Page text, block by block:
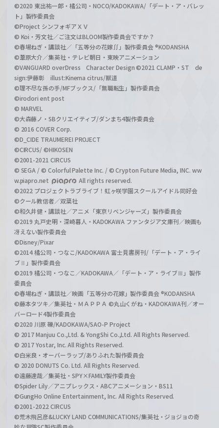
©2020 東出祐一郎・橘公司・NOCO/KADOKAWA/「デート・ア・バレッ
ト」製作委員会
©Project シンフォギアＸＶ
© Koi・芳文社／ご注文はBLOOM製作委員会ですか？
©春場ねぎ・講談社／「五等分の花嫁∬」製作委員会 ®KODANSHA
©葦原大介／集英社・テレビ朝日・東映アニメーション
©VANGUARD overDress Character Design ©2021 CLAMP・ST de
sign:伊藤彰 illust:Kinema citrus/獣道
©理不尽な孫の手/MFブックス/「無職転生」製作委員会
©irodori ent post
© MARVEL
©大森藤ノ・SBクリエイティブ/ダンまち4製作委員会
© 2016 COVER Corp.
©D_CIDE TRAUMEREI PROJECT
©CIRCUS/ ©HIKOSEN
©2001-2021 CIRCUS
© SEGA / © Colorful Palette Inc. / © Crypton Future Media, INC. ww
w.piapro.net
All rights reserved.
©2022 プロジェクトラブライブ！虹ヶ咲学園スクールアイドル同好会
©クール教信者／双葉社
©和久井健・講談社／アニメ「東京リベンジャーズ」製作委員会
©2019 丸戸史明・深崎暮人・KADOKAWA ファンタジア文庫刊／映画も
冴えない製作委員会
©Disney/Pixar
©2014 橘公司・つなこ/KADOKAWA 富士見書房刊/「デート・ア・ライ
ブⅡ」製作委員会
©2019 橘公司・つなこ／KADOKAWA／「デート・ア・ライブⅢ」製作
委員会
©春場ねぎ・講談社／映画「五等分の花嫁」製作委員会 ®KODANSHA
©藤本タツキ／集英社・ＭＡＰＰＡ ©丸山くがね・KADOKAWA刊／オー
バーロード4製作委員会
©2020 川原 礫/KADOKAWA/SAO-P Project
© 2017 Manjuu Co.,Ltd. & YongShi Co.,Ltd. All Rights Reserved.
© 2017 Yostar, Inc. All Rights Reserved.
©白米良・オーバーラップ/ありふれた製作委員会
© 2020 DONUTS Co. Ltd. All Rights Reserved.
©遠藤達哉／集英社・SPY×FAMILY製作委員会
©Spider Lily／アニプレックス・ABCアニメーション・BS11
©GungHo Online Entertainment, Inc. All Rights Reserved.
©2001-2022 CIRCUS
©荒木飛呂彦&LUCKY LAND COMMUNICATIONS/集英社・ジョジョの奇